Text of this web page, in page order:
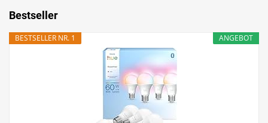
Bestseller
ANGEBOT
BESTSELLER NR. 1